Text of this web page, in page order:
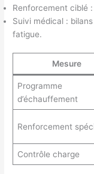
Renforcement ciblé
Suivi médical :
fatigue.
Mesure
Programme
d’échauffement
Renforcement
Contrôle charge